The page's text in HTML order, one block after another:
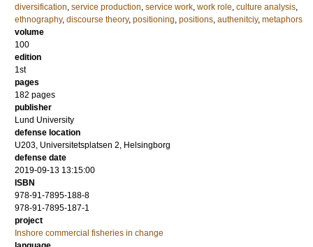
diversification, service production, service work, work role, culture analysis,
ethnography, discourse theory, positioning, positions, authenitciy, metaphors
volume
100
edition
1st
pages
182 pages
publisher
Lund University
defense location
U203, Universitetsplatsen 2, Helsingborg
defense date
2019-09-13 13:15:00
ISBN
978-91-7895-188-8
978-91-7895-187-1
project
Inshore commercial fisheries in change